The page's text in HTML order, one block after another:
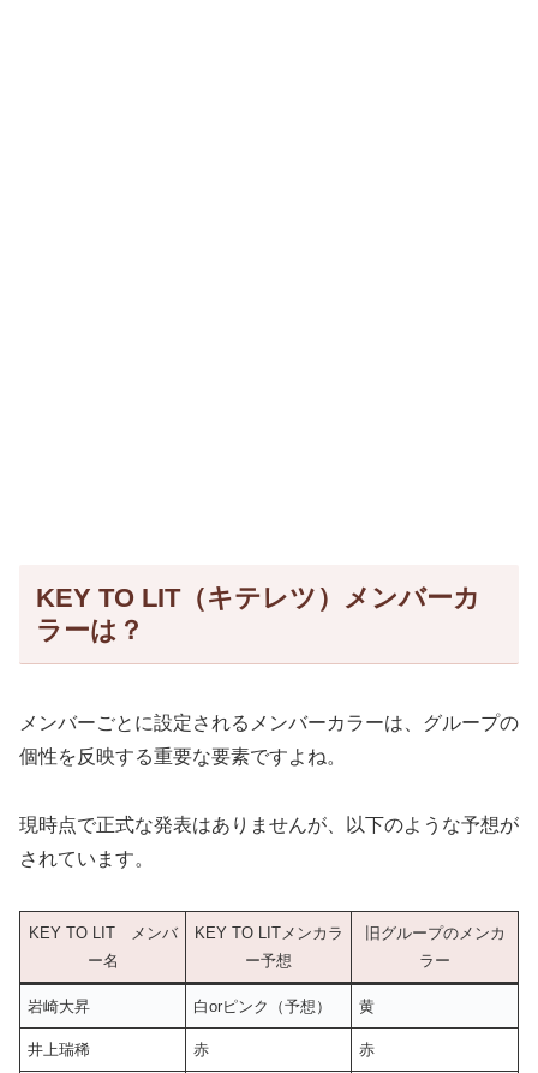
KEY TO LIT（キテレツ）メンバーカ
ラーは？
メンバーごとに設定されるメンバーカラーは、グループの
個性を反映する重要な要素ですよね。
現時点で正式な発表はありませんが、以下のような予想が
されています。
KEY TO LIT メンバ
ー名
KEY TO LITメンカラ
ー予想
旧グループのメンカ
ラー
岩崎大昇 白orピンク（予想） 黄
井上瑞稀 赤 赤